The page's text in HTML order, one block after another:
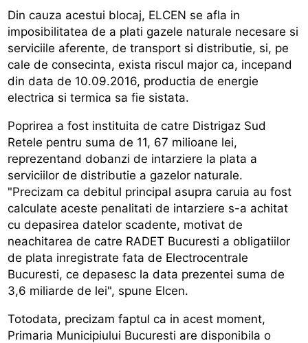
Din cauza acestui blocaj, ELCEN se afla in
imposibilitatea de a plati gazele naturale necesare si
serviciile aferente, de transport si distributie, si, pe
cale de consecinta, exista riscul major ca, incepand
din data de 10.09.2016, productia de energie
electrica si termica sa fie sistata.
Poprirea a fost instituita de catre Distrigaz Sud
Retele pentru suma de 11, 67 milioane lei,
reprezentand dobanzi de intarziere la plata a
serviciilor de distributie a gazelor naturale.
"Precizam ca debitul principal asupra caruia au fost
calculate aceste penalitati de intarziere s-a achitat
cu depasirea datelor scadente, motivat de
neachitarea de catre RADET Bucuresti a obligatiilor
de plata inregistrate fata de Electrocentrale
Bucuresti, ce depasesc la data prezentei suma de
3,6 miliarde de lei", spune Elcen.
Totodata, precizam faptul ca in acest moment,
Primaria Municipiului Bucuresti are disponibila o